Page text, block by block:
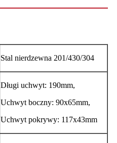
Stal nierdzewna 201/430/304
Długi uchwyt: 190mm,
Uchwyt boczny: 90x65mm,
Uchwyt pokrywy: 117x43mm